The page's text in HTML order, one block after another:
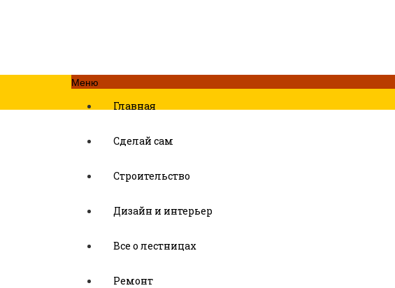
Меню
Главная
Сделай сам
Строительство
Дизайн и интерьер
Все о лестницах
Ремонт